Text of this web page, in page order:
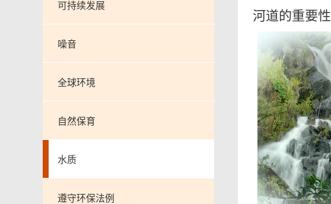
可持续发展
噪音
全球环境
自然保育
水质
遵守环保法例
河道的重要性